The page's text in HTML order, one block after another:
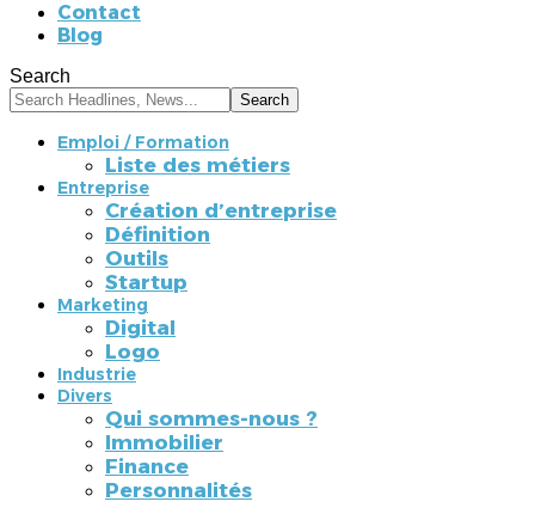
Contact
Blog
Search
Emploi / Formation
Liste des métiers
Entreprise
Création d’entreprise
Définition
Outils
Startup
Marketing
Digital
Logo
Industrie
Divers
Qui sommes-nous ?
Immobilier
Finance
Personnalités